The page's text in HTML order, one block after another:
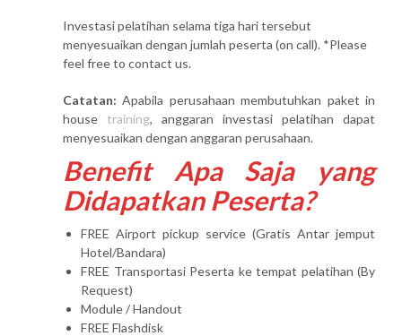
Investasi pelatihan selama tiga hari tersebut
menyesuaikan dengan jumlah peserta (on call). *Please
feel free to contact us.
Catatan: Apabila perusahaan membutuhkan paket in
house training, anggaran investasi pelatihan dapat
menyesuaikan dengan anggaran perusahaan.
Benefit Apa Saja yang
Didapatkan Peserta?
FREE Airport pickup service (Gratis Antar jemput
Hotel/Bandara)
FREE Transportasi Peserta ke tempat pelatihan (By
Request)
Module / Handout
FREE Flashdisk